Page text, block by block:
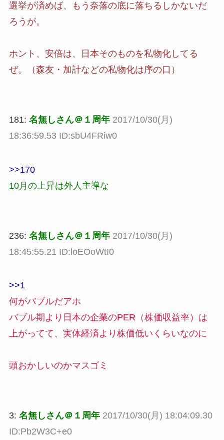
選挙が済めば、もう奈落の底に落ちるしかないだ
ろうが。
ホント、安倍は、日本そのものを私物化してる
ぜ。（森友・加計などの私物化は序の口）
181: 名無しさん＠１周年 2017/10/30(月)
18:36:59.53 ID:sbU4FRiw0
>>170
10月の上昇は外人主導な
236: 名無しさん＠１周年 2017/10/30(月)
18:45:55.21 ID:loEOoWtI0
>>1
何がバブルだアホ
バブル期より日本の企業のPER（株価収益率）は
上がってて、実体経済より株価低いくらいなのに
頭おかしいのかマスゴミ
3: 名無しさん＠１周年 2017/10/30(月) 18:04:09.30
ID:Pb2W3C+e0